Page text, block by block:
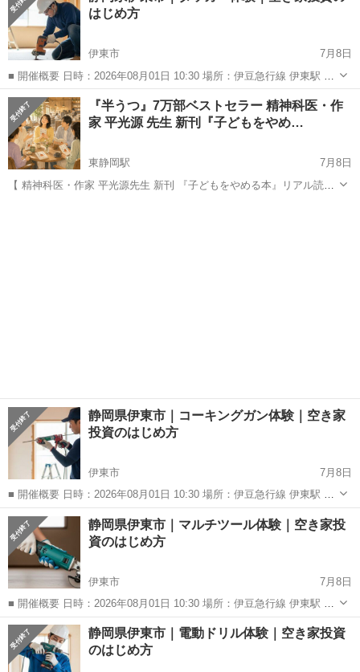
を静かに考え...
はじめ方
伊東市
7月8日
■ 開催概要 日時：2026年08月01日 10:30 場所：伊豆急行線 伊東駅 徒
歩29分 定員：10人 参加費：¥3,000 エリア：静岡県伊東市
―――――――――――― 空き家でタッカーを体...
静岡 伊東市 ワークショップ
『半うつ』7万部ベストセラー 精神科医・作
家 平光源 先生 新刊『子どもをやめ…
東静岡駅
7月8日
【 精神科医・作家 平光源先生 新刊 『子どもをやめる本』リアル読書
静岡県伊東市｜コーキングガン体験｜空き家
投資のはじめ方
伊東市
7月8日
■ 開催概要 日時：2026年08月01日 10:30 場所：伊豆急行線 伊東駅 徒
歩29分 定員：10人 参加費：¥3,000 エリア：静岡県伊東市
―――――――――――― 空き家でコーキングガ...
静岡 伊東市 ワークショップ
静岡県伊東市｜マルチツール体験｜空き家投
資のはじめ方
伊東市
7月8日
■ 開催概要 日時：2026年08月01日 10:30 場所：伊豆急行線 伊東駅 徒
歩29分 定員：10人 参加費：¥3,000 エリア：静岡県伊東市
―――――――――――― 空き家でマルチツール...
静岡 伊東市 ワークショップ DIY
静岡県伊東市｜電動ドリル体験｜空き家投資
のはじめ方